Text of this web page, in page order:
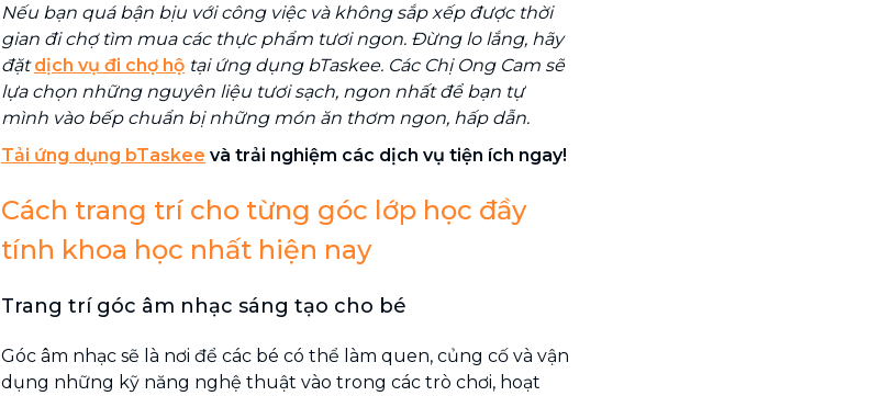
Nếu bạn quá bận bịu với công việc và không sắp xếp được thời
gian đi chợ tìm mua các thực phẩm tươi ngon. Đừng lo lắng, hãy
đặtdịch vụ đi chợ hộ tại ứng dụng bTaskee. Các Chị Ong Cam sẽ
lựa chọn những nguyên liệu tươi sạch, ngon nhất để bạn tự
mình vào bếp chuẩn bị những món ăn thơm ngon, hấp dẫn.
Tải ứng dụng bTaskee và trải nghiệm các dịch vụ tiện ích ngay!
Cách trang trí cho từng góc lớp học đầy
tính khoa học nhất hiện nay
Trang trí góc âm nhạc sáng tạo cho bé
Góc âm nhạc sẽ là nơi để các bé có thể làm quen, củng cố và vận
dụng những kỹ năng nghệ thuật vào trong các trò chơi, hoạt